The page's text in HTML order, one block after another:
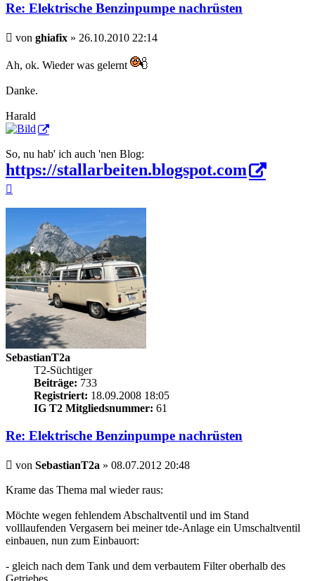
Re: Elektrische Benzinpumpe nachrüsten
Beitrag
von ghiafix » 26.10.2010 22:14
Ah, ok. Wieder was gelernt
Danke.
Harald
So, nu hab' ich auch 'nen Blog:
https://stallarbeiten.blogspot.com
SebastianT2a
T2-Süchtiger
Beiträge: 733
Registriert: 18.09.2008 18:05
IG T2 Mitgliedsnummer: 61
Re: Elektrische Benzinpumpe nachrüsten
Beitrag
von SebastianT2a » 08.07.2012 20:48
Krame das Thema mal wieder raus:
Möchte wegen fehlendem Abschaltventil und im Stand
volllaufenden Vergasern bei meiner tde-Anlage ein Umschaltventil
einbauen, nun zum Einbauort:
- gleich nach dem Tank und dem verbautem Filter oberhalb des
Getriebes.